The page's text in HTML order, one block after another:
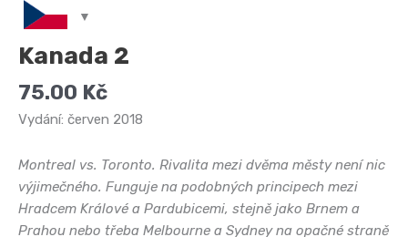
Kanada 2
75.00 Kč
Vydání: červen 2018
Montreal vs. Toronto. Rivalita mezi dvěma městy není nic
výjimečného. Funguje na podobných principech mezi
Hradcem Králové a Pardubicemi, stejně jako Brnem a
Prahou nebo třeba Melbourne a Sydney na opačné straně